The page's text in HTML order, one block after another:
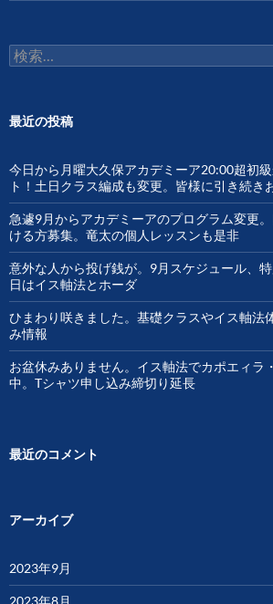
検
索:
最近の投稿
今日から月曜大久保アカデミーア20:00超初
ト！土日クラス編成も変更。皆様に引き続き
急遽9月からアカデミーアのプログラム変更
ける方募集。竜太の個人レッスンも是非
意外な人から投げ銭が。9月スケジュール、
日はイス軸法とホーダ
ひまわり咲きました。基礎クラスやイス軸法
み情報
お盆休みありません。イス軸法でカポエィラ
中。Tシャツ申し込み締切り延長
最近のコメント
アーカイブ
2023年9月
2023年8月